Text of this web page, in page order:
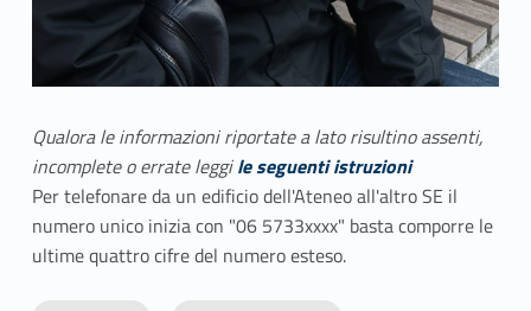
Qualora le informazioni riportate a lato risultino assenti,
incomplete o errate leggile seguenti istruzioni
Per telefonare da un edificio dell'Ateneo all'altro SE il
numero unico inizia con "06 5733xxxx" basta comporre le
ultime quattro cifre del numero esteso.